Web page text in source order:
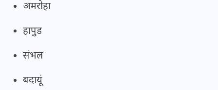
अमरोहा
हापुड
संभल
बदायूं